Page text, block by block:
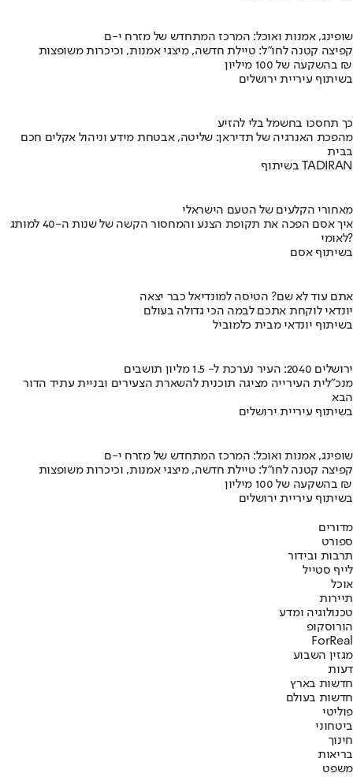
שופינג, אמנות ואוכל: המרכז המתחדש של מזרח י-ם
קפיצה קטנה לחו"ל: טיילת חדשה, מיצגי אמנות, וכיכרות משופצות
בהשקעה של 100 מיליון ₪
בשיתוף עיריית ירושלים
כך תחסכו בחשמל בלי להזיע
מהפכת האנרגיה של תדיראן: שליטה, אבטחת מידע וניהול אקלים חכם
בבית
בשיתוף TADIRAN
מאחורי הקלעים של הטעם הישראלי
איך אסם הפכה את תקופת הצנע והמחסור הקשה של שנות ה-40 למותג
לאומי?
בשיתוף אסם
אתם עוד לא שם? הטיסה למונדיאל כבר יצאה
יונדאי לוקחת אתכם לבמה הכי גדולה בעולם
בשיתוף יונדאי מבית כלמוביל
ירושלים 2040: העיר נערכת ל- 1.5 מליון תושבים
מנכ"לית העירייה מציגה תוכנית להשארת הצעירים ובניית עתיד הדור
הבא
בשיתוף עיריית ירושלים
שופינג, אמנות ואוכל: המרכז המתחדש של מזרח י-ם
קפיצה קטנה לחו"ל: טיילת חדשה, מיצגי אמנות, וכיכרות משופצות
בהשקעה של 100 מיליון ₪
בשיתוף עיריית ירושלים
מדורים
ספורט
תרבות ובידור
לייף סטייל
אוכל
תיירות
טכנולוגיה ומדע
הורוסקופ
ForReal
מגזין השבוע
דעות
חדשות בארץ
חדשות בעולם
פוליטי
ביטחוני
חינוך
בריאות
משפט